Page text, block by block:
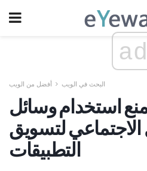
ad
البحث في الويب أفضل من الويب
استخدام وسائل
الاجتماعي لتسويق
التطبيقات